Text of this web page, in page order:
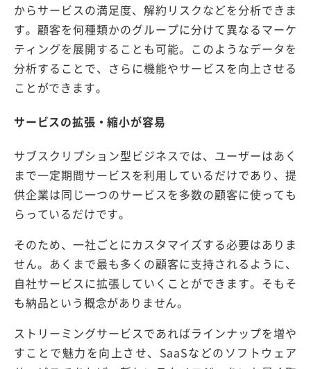
からサービスの満足度、解約リスクなどを分析できま
す。顧客を何種類かのグループに分けて異なるマーケ
ティングを展開することも可能。このようなデータを
分析することで、さらに機能やサービスを向上させる
ことができます。
サービスの拡張・縮小が容易
サブスクリプション型ビジネスでは、ユーザーはあく
まで一定期間サービスを利用しているだけであり、提
供企業は同じ一つのサービスを多数の顧客に使っても
らっているだけです。
そのため、一社ごとにカスタマイズする必要はありま
せん。あくまで最も多くの顧客に支持されるように、
自社サービスに拡張していくことができます。そもそ
も納品という概念がありません。
ストリーミングサービスであればラインナップを増や
すことで魅力を向上させ、SaaSなどのソフトウェア